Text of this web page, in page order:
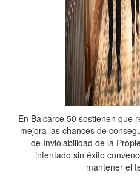
En Balcarce 50 sostienen que
mejora las chances de
de Inviolabilidad de la
intentado sin éxito
mantener el